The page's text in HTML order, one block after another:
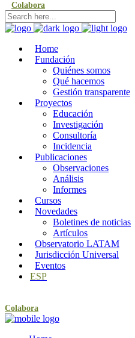
Colabora
Home
Fundación
Quiénes somos
Qué hacemos
Gestión transparente
Proyectos
Educación
Investigación
Consultoría
Incidencia
Publicaciones
Observaciones
Análisis
Informes
Cursos
Novedades
Boletines de noticias
Artículos
Observatorio LATAM
Jurisdicción Universal
Eventos
ESP
Colabora